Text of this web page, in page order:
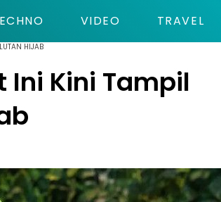
VIDEO TRAVEL
HIJAB
Ini Kini Tampil